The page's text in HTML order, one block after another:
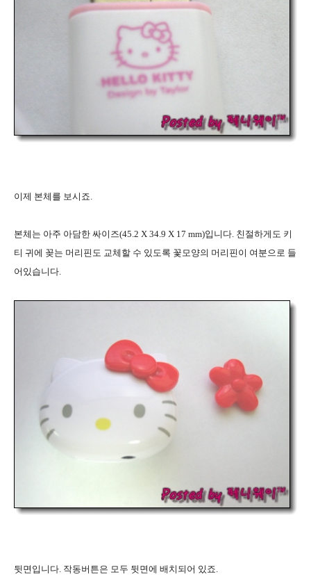
이제 본체를 보시죠.
본체는 아주 아담한 싸이즈(45.2 X 34.9 X 17 mm)입니다. 친절하게도 키
티 귀에 꽂는 머리핀도 교체할 수 있도록 꽃모양의 머리핀이 여분으로 들
어있습니다.
뒷면입니다. 작동버튼은 모두 뒷면에 배치되어 있죠.